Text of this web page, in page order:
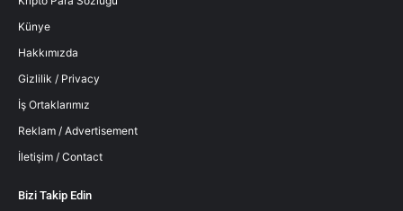
Künye
Hakkımızda
Gizlilik / Privacy
İş Ortaklarımız
Reklam / Advertisement
İletişim / Contact
Bizi Takip Edin